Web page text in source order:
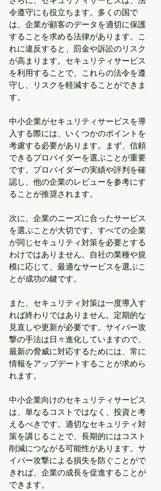
令遵守にも役立ちます。多くの国で
は、企業が顧客のデータを適切に保護
することを求める法律があります。こ
れに違反すると、罰金や訴訟のリスク
が高まります。セキュリティサービス
を利用することで、これらの法令を遵
守し、リスクを軽減することができま
す。
中小企業がセキュリティサービスを導
入する際には、いくつかのポイントを
考慮する必要があります。まず、信頼
できるプロバイダーを選ぶことが重要
です。プロバイダーの実績や評判を確
認し、他の企業のレビューを参考にす
ることが推奨されます。
次に、企業のニーズに合ったサービス
を選ぶことが大切です。すべての企業
が同じセキュリティ対策を必要とする
わけではありません。自社の業種や規
模に応じて、最適なサービスを選ぶこ
とが成功の鍵です。
また、セキュリティ対策は一度導入す
れば終わりではありません。定期的な
見直しや更新が必要です。サイバー攻
撃の手法は日々進化していますので、
最新の脅威に対応するためには、常に
情報をアップデートすることが求めら
れます。
中小企業向けのセキュリティサービス
は、単なるコストではなく、投資と考
えるべきです。適切なセキュリティ対
策を講じることで、長期的にはコスト
削減につながる可能性があります。サ
イバー攻撃による損失を防ぐことがで
きれば、企業の成長を促進することが
できます。